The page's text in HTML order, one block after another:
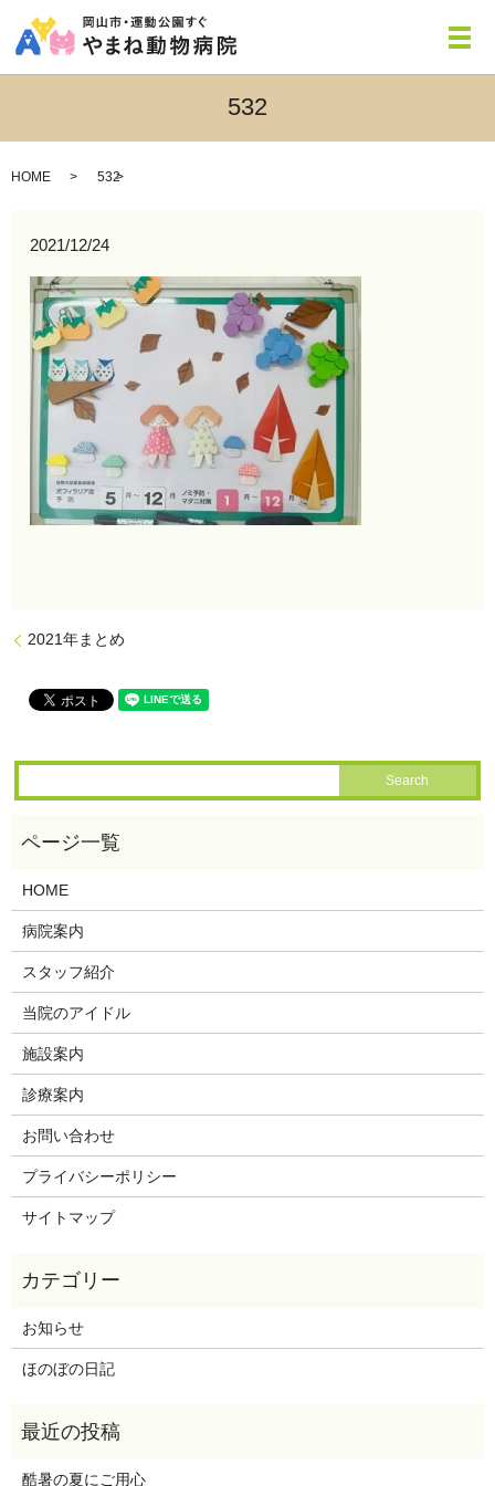
メ
532
HOME 532
2021/12/24
2021年まとめ
HOME
病院案内
スタッフ紹介
当院のアイドル
施設案内
診療案内
お問い合わせ
プライバシーポリシー
サイトマップ
お知らせ
ほのぼの日記
酷暑の夏にご用心